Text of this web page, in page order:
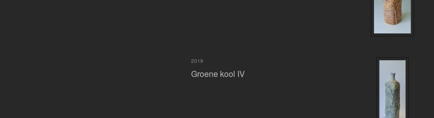
Groene kool IV
2019